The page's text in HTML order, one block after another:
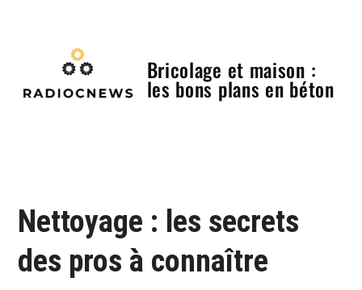
Bricolage et maison :
les bons plans en béton
Nettoyage : les secrets
des pros à connaître